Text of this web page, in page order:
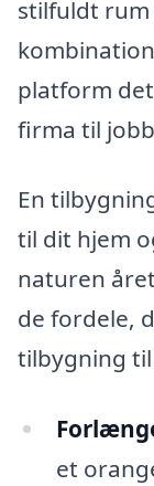
stilfuldt rum
platform
firma til
En
til dit hjem
naturen
de fordele,
tilbygning
et